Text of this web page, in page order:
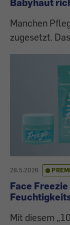
Manchen
zugesetzt.
28.5.2026
Face
Mit diesem